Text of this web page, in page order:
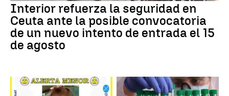
Interior refuerza la seguridad en
Ceuta ante la posible convocatoria
de un nuevo intento de entrada el 15
de agosto